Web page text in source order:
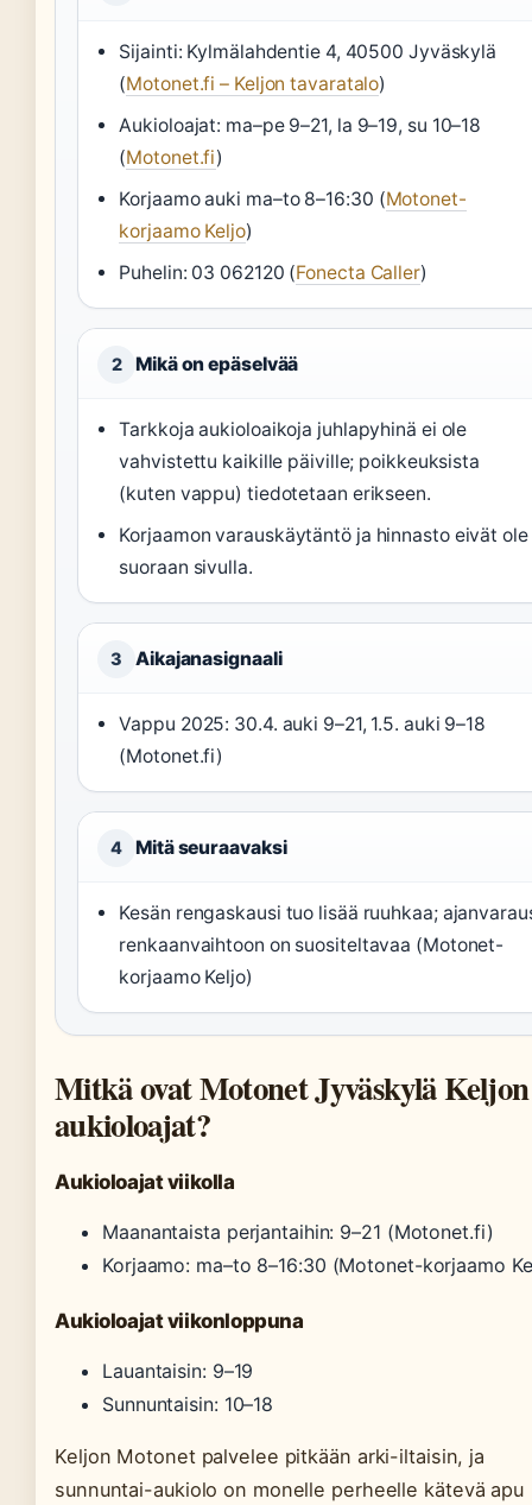
Sijainti: Kylmälahdentie 4, 40500 Jyväskylä
(Motonet.fi – Keljon tavaratalo)
Aukioloajat: ma–pe 9–21, la 9–19, su 10–18
(Motonet.fi)
Korjaamo auki ma–to 8–16:30 (Motonet-
korjaamo Keljo)
Puhelin: 03 062120 (Fonecta Caller)
2 Mikä on epäselvää
Tarkkoja aukioloaikoja juhlapyhinä ei ole
vahvistettu kaikille päiville; poikkeuksista
(kuten vappu) tiedotetaan erikseen.
Korjaamon varauskäytäntö ja hinnasto eivät ole
suoraan sivulla.
3 Aikajanasignaali
Vappu 2025: 30.4. auki 9–21, 1.5. auki 9–18
(Motonet.fi)
4 Mitä seuraavaksi
Kesän rengaskausi tuo lisää ruuhkaa;
renkaanvaihtoon on suositeltavaa (Motonet-
korjaamo Keljo)
Mitkä ovat Motonet Jyväskylä Keljon
aukioloajat?
Aukioloajat viikolla
Maanantaista perjantaihin: 9–21 (Motonet.fi)
Korjaamo: ma–to 8–16:30 (Motonet-korjaamo
Aukioloajat viikonloppuna
Lauantaisin: 9–19
Sunnuntaisin: 10–18
Keljon Motonet palvelee pitkään arki-iltaisin, ja
sunnuntai-aukiolo on monelle perheelle kätevä apu